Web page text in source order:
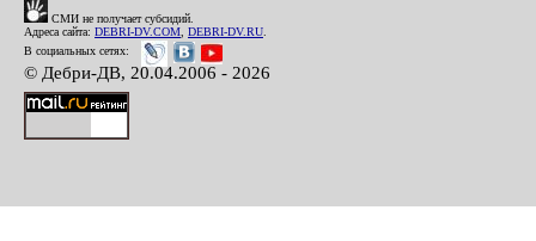
СМИ не получает субсидий.
Адреса сайта: DEBRI-DV.COM DEBRI-DV.RU
В социальных сетях:
© Дебри-ДВ, 20.04.2006 - 2026